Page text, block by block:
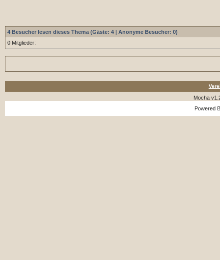
4 Besucher lesen dieses Thema (Gäste: 4 | Anonyme Besucher: 0)
0 Mitglieder:
Mocha
Powered